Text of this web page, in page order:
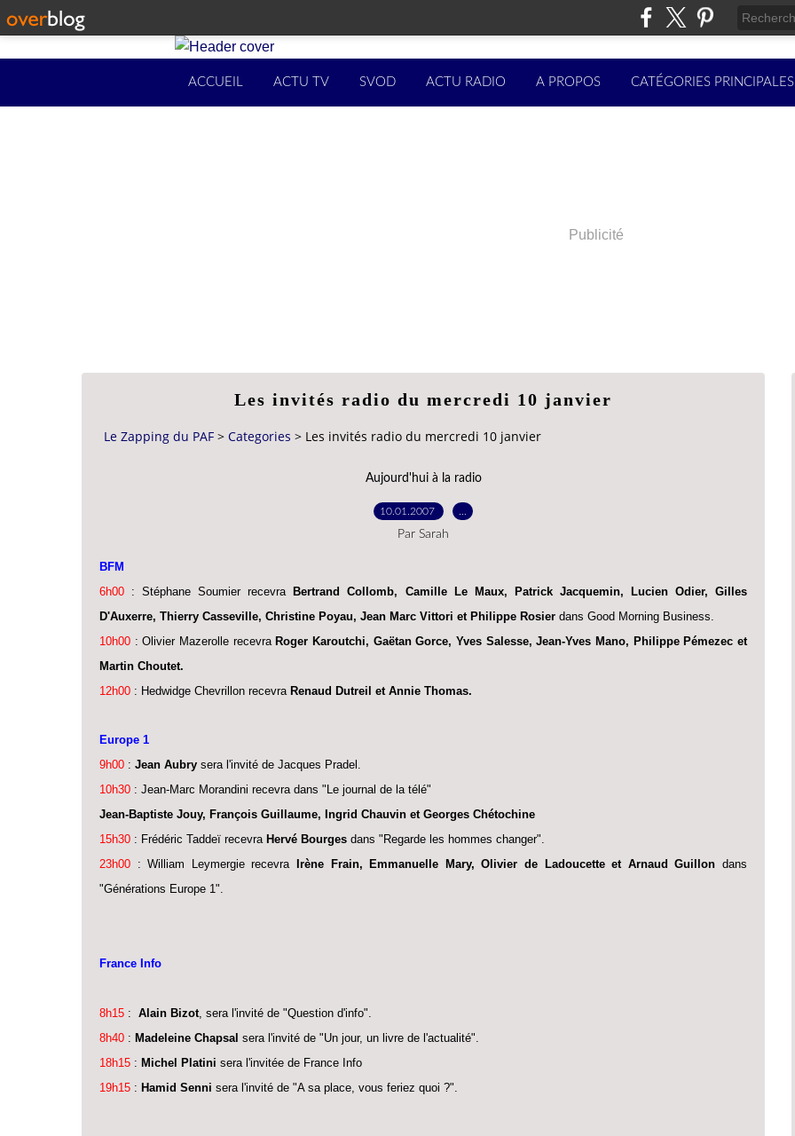
ACCUEIL ACTU TV SVOD ACTU RADIO A PROPOS CATÉGORIES PRINCIPALES
Publicité
Les invités radio du mercredi 10 janvier
Le Zapping du PAF > Categories > Les invités radio du mercredi 10 janvier
Aujourd'hui à la radio
10.01.2007
Par Sarah
BFM
6h00 : Stéphane Soumier recevra
Bertrand Collomb, Camille Le Maux, Patrick Jacquemin, Lucien Odier, Gilles
D'Auxerre, Thierry Casseville, Christine Poyau, Jean Marc Vittori et Philippe Rosier dans Good Morning Business.
10h00 : Olivier Mazerolle recevra Roger Karoutchi, Gaëtan Gorce, Yves Salesse, Jean-Yves Mano, Philippe Pémezec et
Martin Choutet.
12h00 : Hedwidge Chevrillon recevra Renaud Dutreil et Annie Thomas.
Europe 1
9h00 : Jean Aubry sera l'invité de Jacques Pradel.
10h30 : Jean-Marc Morandini recevra dans "Le journal de la télé"
Jean-Baptiste Jouy, François Guillaume, Ingrid Chauvin et Georges Chétochine
15h30 : Frédéric Taddeï recevra Hervé Bourges dans "Regarde les hommes changer".
23h00 : William Leymergie recevra Irène Frain, Emmanuelle Mary, Olivier de Ladoucette et Arnaud Guillon dans
"Générations Europe 1".
France Info
8h15 : Alain Bizot , sera l'invité de "Question d'info".
8h40 : Madeleine Chapsal sera l'invité de "Un jour, un livre de l'actualité".
18h15 : Michel Platini sera l'invitée de France Info
19h15 : Hamid Senni sera l'invité de "A sa place, vous feriez quoi ?".